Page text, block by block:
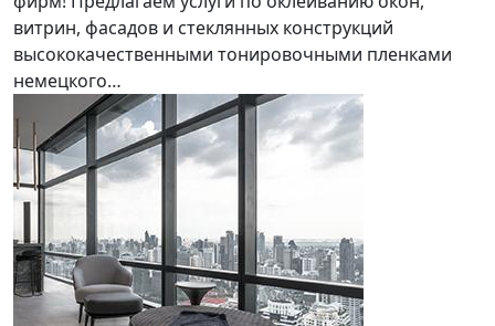
витрин, фасадов и стеклянных конструкций
высококачественными тонировочными пленками
немецкого…